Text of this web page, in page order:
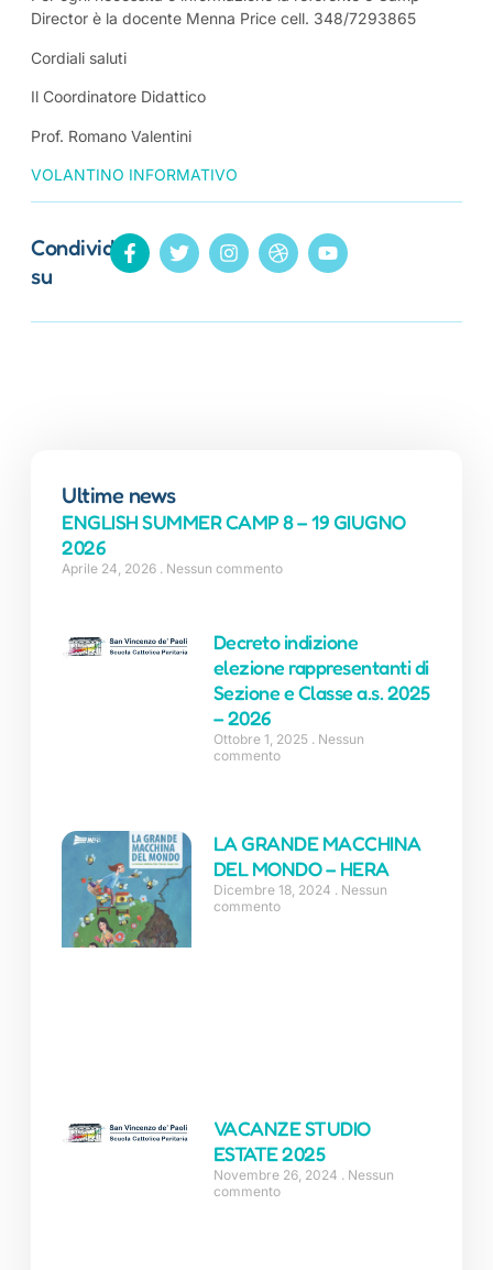
Director è la docente Menna Price cell. 348/7293865
Cordiali saluti
Il Coordinatore Didattico
Prof. Romano Valentini
VOLANTINO INFORMATIVO
Condividi
su
Ultime news
ENGLISH SUMMER CAMP 8 – 19 GIUGNO
2026
Aprile 24, 2026 Nessun commento
Decreto indizione
elezione rappresentanti di
Sezione e Classe a.s. 2025
– 2026
Ottobre 1, 2025 Nessun
commento
LA GRANDE MACCHINA
DEL MONDO – HERA
Dicembre 18, 2024
Nessun
commento
VACANZE STUDIO
ESTATE 2025
Novembre 26, 2024
Nessun
commento